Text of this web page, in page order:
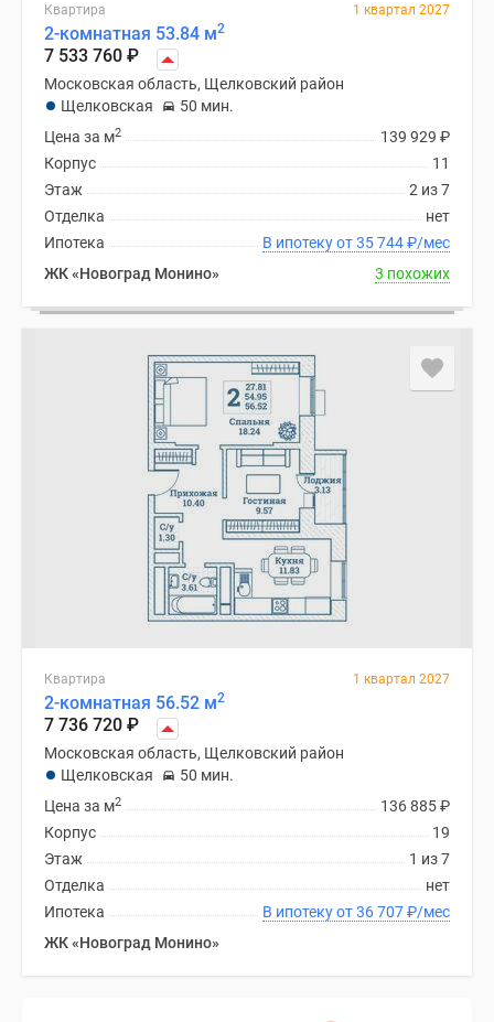
Квартира 1 квартал 2027
2-комнатная 53.84 м2
7 533 760 ₽
Московская область, Щелковский район
Щелковская
50 мин.
139 929 ₽
Цена за м2
11
Корпус
2 из 7
Этаж
нет
Отделка
В ипотеку от 35 744₽/мес
Ипотека
ЖК «Новоград Монино»
3 похожих
Квартира 1 квартал 2027
2-комнатная 56.52 м2
7 736 720 ₽
Московская область, Щелковский район
Щелковская
50 мин.
136 885₽
Цена за м2
19
Корпус
1 из 7
Этаж
нет
Отделка
В ипотеку от 36 707₽/мес
Ипотека
ЖК «Новоград Монино»